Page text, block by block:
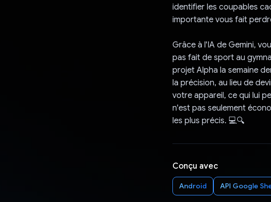
identifier les coupables
importante vous fait
Grâce à l'IA de Gemini,
pas fait de sport au
projet Alpha la semaine
la précision, au lieu de
votre appareil, ce qui lui
n'est pas seulement
les plus précis. 💻🔍
Conçu avec
Android API Google